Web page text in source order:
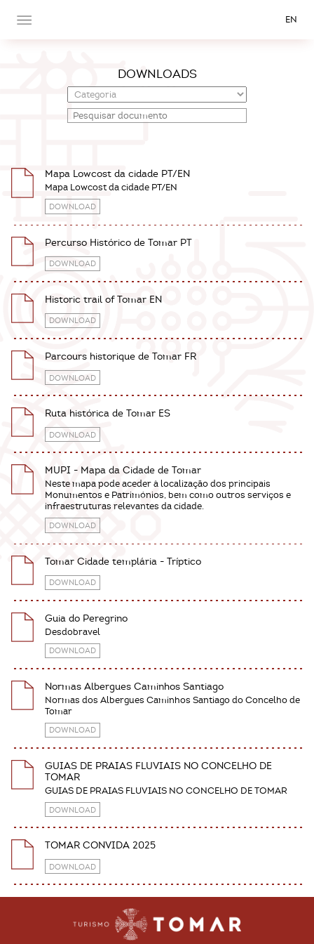
EN
DOWNLOADS
Mapa Lowcost da cidade PT/EN
Mapa Lowcost da cidade PT/EN
DOWNLOAD
Percurso Histórico de Tomar PT
DOWNLOAD
Historic trail of Tomar EN
DOWNLOAD
Parcours historique de Tomar FR
DOWNLOAD
Ruta histórica de Tomar ES
DOWNLOAD
MUPI - Mapa da Cidade de Tomar
Neste mapa pode aceder à localização dos principais
Monumentos e Patrimónios, bem como outros serviços e
infraestruturas relevantes da cidade.
DOWNLOAD
Tomar Cidade templária - Tríptico
DOWNLOAD
Guia do Peregrino
Desdobravel
DOWNLOAD
Normas Albergues Caminhos Santiago
Normas dos Albergues Caminhos Santiago do Concelho de
Tomar
DOWNLOAD
GUIAS DE PRAIAS FLUVIAIS NO CONCELHO DE
TOMAR
GUIAS DE PRAIAS FLUVIAIS NO CONCELHO DE TOMAR
DOWNLOAD
TOMAR CONVIDA 2025
DOWNLOAD